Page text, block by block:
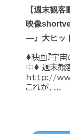
【週末観
映像
―』大ヒッ
♦︎映画『宇
中♦︎ 週末観
http://
これが、...